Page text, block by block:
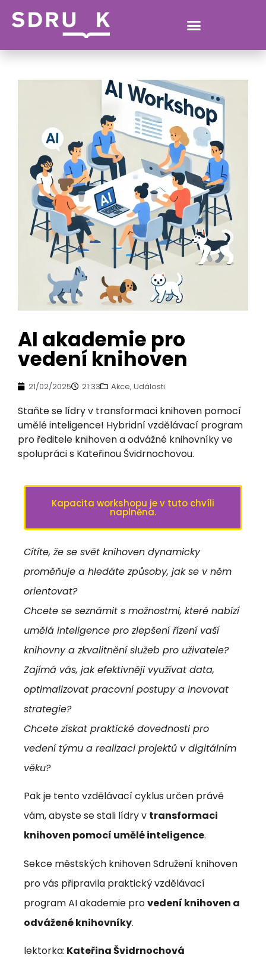
KATERINA
AI akademie pro
vedení knihoven
21/02/2025 21:33 Akce, Události
Staňte se lídry v transformaci knihoven pomocí
umělé inteligence! Hybridní vzdělávací program
pro ředitele knihoven a odvážné knihovníky ve
spolupráci s Kateřinou Švidrnochovou.
Kapacita workshopu je v tuto chvíli
naplněna.
Cítíte, že se svět knihoven dynamicky
proměňuje a hledáte způsoby, jak se v něm
orientovat?
Chcete se seznámit s možnostmi, které nabízí
umělá inteligence pro zlepšení řízení vaší
knihovny a zkvalitnění služeb pro uživatele?
Zajímá vás, jak efektivněji využívat data,
optimalizovat pracovní postupy a inovovat
strategie?
Chcete získat praktické dovednosti pro
vedení týmu a realizaci projektů v digitálním
věku?
Pak je tento vzdělávací cyklus určen právě
vám, abyste se stali lídry v transformaci
knihoven pomocí umělé inteligence.
Sekce městských knihoven Sdružení knihoven
pro vás připravila praktický vzdělávací
program AI akademie provedení knihoven a
odvážené knihovníky.
lektorka: Kateřina Švidrnochová